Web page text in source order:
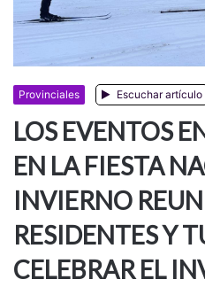
Provinciales Escuchar artículo
LOS EVENTOS
EN LA FIESTA
INVIERNO
RESIDENTES Y
CELEBRAR EL